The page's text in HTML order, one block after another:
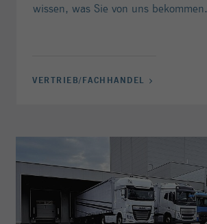
wissen, was Sie von uns bekommen.
VERTRIEB/FACHHANDEL